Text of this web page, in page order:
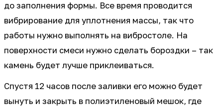
до заполнения формы. Все время проводится
вибрирование для уплотнения массы, так что
работы нужно выполнять на вибростоле. На
поверхности смеси нужно сделать бороздки – так
камень будет лучше приклеиваться.
Спустя 12 часов после заливки его можно будет
вынуть и закрыть в полиэтиленовый мешок, где